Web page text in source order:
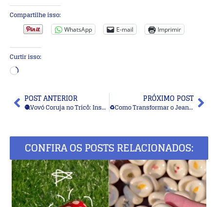
Compartilhe isso:
WhatsApp E-mail Imprimir
Curtir isso:
POST ANTERIOR
🧶Vovó Coruja no Tricô: Inspirações Fofas de Tricô para Bebês e Crianças
PRÓXIMO POST
♻️Como Transformar o Jeans Velho em Peças Decorativas Charmosas
CONFIRA OS POSTS RELACIONADOS: